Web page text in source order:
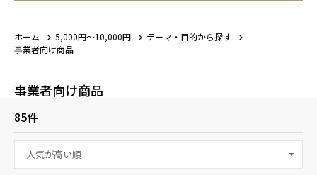
ホーム 5,000円～10,000円
テーマ・目的から探す
事業者向け商品
事業者向け商品
85件